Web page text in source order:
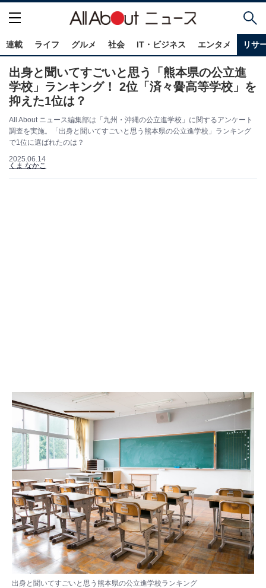
連載 ライフ グルメ 社会 IT・ビジネス エンタメ リサ
出身と聞いてすごいと思う「熊本県の公立進
学校」ランキング！ 2位「済々黌高等学校」を
抑えた1位は？
All About ニュース編集部は「九州・沖縄の公立進学校」に関するアンケート
調査を実施。「出身と聞いてすごいと思う熊本県の公立進学校」ランキング
で1位に選ばれたのは？
2025.06.14
くま なかこ
出身と聞いてすごいと思う熊本県の公立進学校ランキング